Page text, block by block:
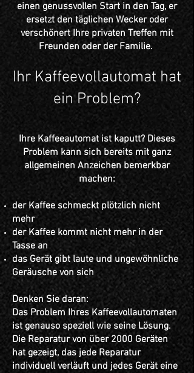
einen genussvollen Start in den Tag, er
ersetzt den täglichen Wecker oder
verschönert Ihre privaten Treffen mit
Freunden oder der Familie.
Ihr Kaffeevollautomat hat
ein Problem?
Ihre Kaffeeautomat ist kaputt? Dieses
Problem kann sich bereits mit ganz
allgemeinen Anzeichen bemerkbar
machen:
der Kaffee schmeckt plötzlich nicht
mehr
der Kaffee kommt nicht mehr in der
Tasse an
das Gerät gibt laute und ungewöhnliche
Geräusche von sich
Denken Sie daran:
Das Problem Ihres Kaffeevollautomaten
ist genauso speziell wie seine Lösung.
Die Reparatur von über 2000 Geräten
hat gezeigt, das jede Reparatur
individuell verläuft und jedes Gerät eine